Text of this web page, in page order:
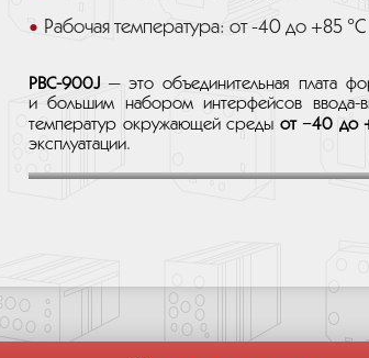
Рабочая температура: от -40 до +85 °C
PBC-900J — это объединительная плата
и большим набором интерфейсов ввода-
температур окружающей среды от −40 до
эксплуатации.